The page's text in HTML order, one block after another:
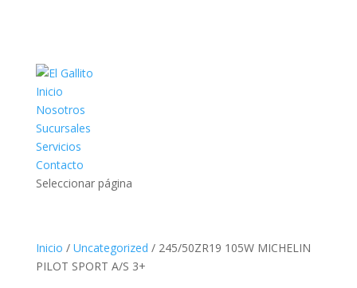
Inicio
Nosotros
Sucursales
Servicios
Contacto
Seleccionar página
Inicio / Uncategorized / 245/50ZR19 105W MICHELIN
PILOT SPORT A/S 3+